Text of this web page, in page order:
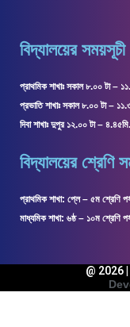
বিদ্যালয়ের সময়সূচী
প্রাথমিক শাখাঃ সকাল ৮.০০ টা –
প্রভাতি শাখাঃ সকাল ৮.০০ টা –
দিবা শাখাঃ দুপুর ১২.০০ টা –
বিদ্যালয়ের শ্রেণি
প্রাথমিক শাখা: প্লে – ৫ম শ্রেণি
মাধ্যমিক শাখা: ৬ষ্ঠ – ১০ম শ্রেণি
@ 2026